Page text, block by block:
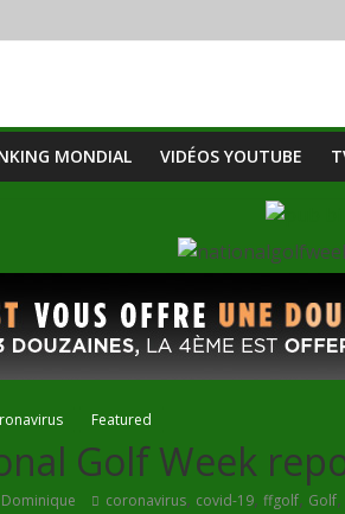
MONDIAL VIDÉOS YOUTUBE
Featured
Golf Week
Dominique coronavirus, covid-19, ffgolf, Golf,